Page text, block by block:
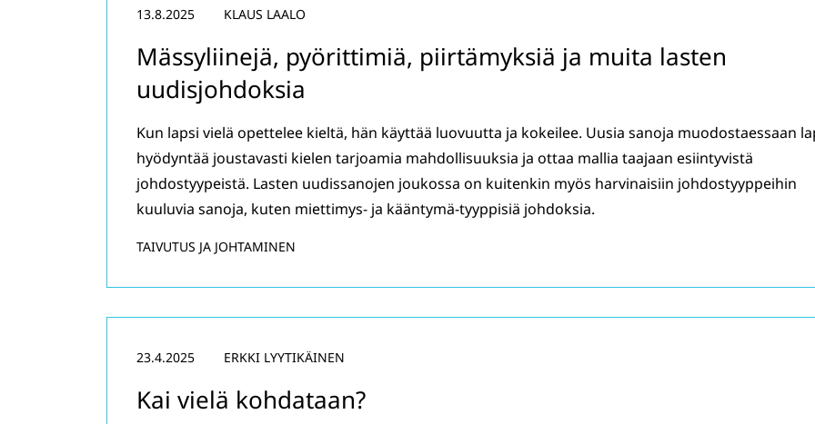
Mässyliinejä, pyörittimiä, piirtämyksiä ja muita lasten
uudisjohdoksia
13.8.2025 KLAUS LAALO
Kun lapsi vielä opettelee kieltä, hän käyttää luovuutta ja kokeilee. Uusia sanoja muodostaessaan
hyödyntää joustavasti kielen tarjoamia mahdollisuuksia ja ottaa mallia taajaan esiintyvistä
johdostyypeistä. Lasten uudissanojen joukossa on kuitenkin myös harvinaisiin johdostyyppeihin
kuuluvia sanoja, kuten miettimys- ja kääntymä-tyyppisiä johdoksia.
TAIVUTUS JA JOHTAMINEN
Kai vielä kohdataan?
23.4.2025 ERKKI LYYTIKÄINEN